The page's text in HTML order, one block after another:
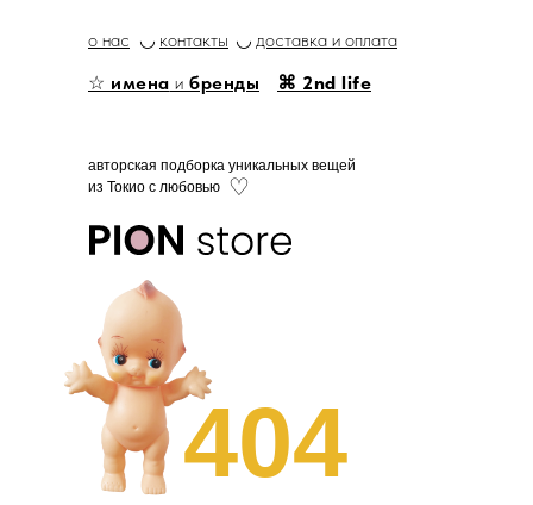
авторская подборка уникальных вещей
из Токио с любовью ♡
404
⌘ 2nd life
☆ имена и бренды
доставка и оплата
◡ ◡
контакты
о нас